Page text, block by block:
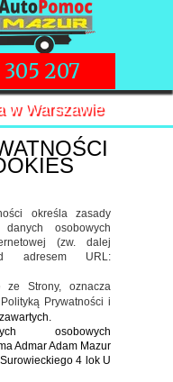
w Warszawie
207
określa zasady
osobowych
(zw. dalej
adresem URL:
ze Strony, oznacza
Prywatności i
osobowych
Admar Adam Mazur
4 lok U